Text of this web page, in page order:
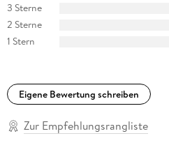
3 Sterne
2 Sterne
1 Stern
Eigene Bewertung schreiben
Zur Empfehlungsrangliste